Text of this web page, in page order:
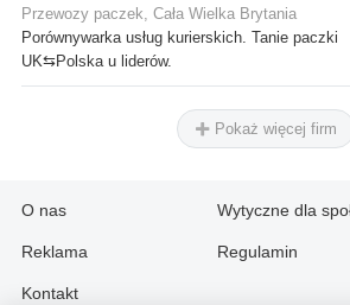
Przewozy paczek, Cała Wielka Brytania
Porównywarka usług kurierskich. Tanie paczki
UK⇆Polska u liderów.
Pokaż więcej firm
O nas
Reklama
Kontakt
Wytyczne dla
Regulamin